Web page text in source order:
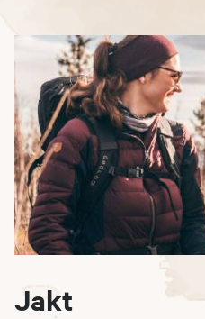
Jakt